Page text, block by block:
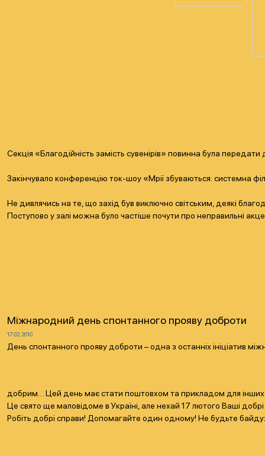
Секція «Благодійність замість сувенірів» повинна була
Закінчувало конференцію ток-шоу «Мрії збуваються: системна
Не дивлячись на те, що захід був виключно світським, деякі
Поступово у залі можна було частіше почути про неправильні
Міжнародний день спонтанного прояву доброти
17.02.2010
День спонтанного прояву доброти – одна з останніх ініціатив
добрим… Цей день має стати поштовхом та прикладом для
Це свято ще маловідоме в Україні, але нехай 17 лютого Ваші
Робіть добрі справи! Допомагайте один одному! Не будьте